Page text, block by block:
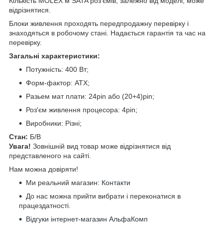
відрізнятися.
Блоки живлення проходять передпродажну перевірку і
знаходяться в робочому стані. Надається гарантія та час на
перевірку.
Загальні характеристики:
Потужність: 400 Вт;
Форм-фактор: ATX;
Разьем мат плати: 24pin або (20+4)pin;
Роз'єм живлення процесора: 4pin;
Виробники: Різні;
Стан: Б/В
Увага! Зовнішній вид товар може відрізнятися від
представленого на сайті.
Нам можна довіряти!
Ми реальний магазин: Контакти
До нас можна прийти вибрати і переконатися в
працездатності.
Відгуки інтернет-магазин АльфаКомп